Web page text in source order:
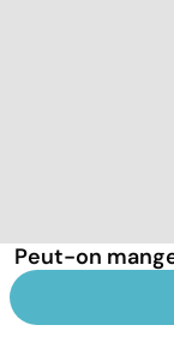
Peut-on